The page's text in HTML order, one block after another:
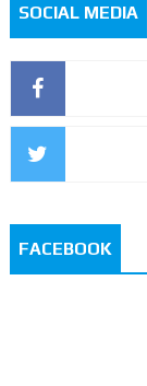
SOCIAL MEDIA
FACEBOOK